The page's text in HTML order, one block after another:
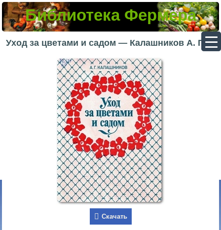
Библиотека Фермера
Уход за цветами и садом — Калашников А. Г.
Скачать